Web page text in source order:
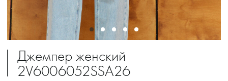
Джемпер женский
2V6006052SSA26